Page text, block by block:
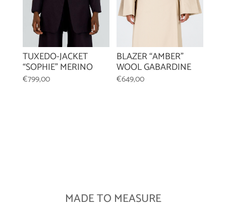
TUXEDO-JACKET
“SOPHIE” MERINO
€799,00
BLAZER “AMBER”
WOOL GABARDINE
€649,00
MADE TO MEASURE